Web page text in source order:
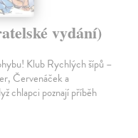
vydání)
Klub Rychlých šípů –
Červenáček a
chlapci poznají příběh